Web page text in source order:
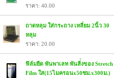
ราคา: 40.00
ถาดหลุม ใส่กระถาง เหลี่ยม 2นิ้ว 30
หลุม
ราคา: 20.00
ฟิล์มยืด พันพาเลท พันสิ่่งของ Stretch
Film ใส(15ไมครอนx50ซม.x300ม.)